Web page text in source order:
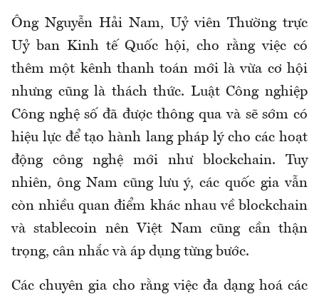
Ông Nguyễn Hải Nam, Uỷ viên Thường trực
Uỷ ban Kinh tế Quốc hội, cho rằng việc có
thêm một kênh thanh toán mới là vừa cơ hội
nhưng cũng là thách thức. Luật Công nghiệp
Công nghệ số đã được thông qua và sẽ sớm có
hiệu lực để tạo hành lang pháp lý cho các hoạt
động công nghệ mới như blockchain. Tuy
nhiên, ông Nam cũng lưu ý, các quốc gia vẫn
còn nhiều quan điểm khác nhau về blockchain
và stablecoin nên Việt Nam cũng cần thận
trọng, cân nhắc và áp dụng từng bước.
Các chuyên gia cho rằng việc đa dạng hoá các